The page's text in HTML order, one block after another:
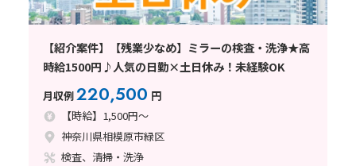
【紹介案件】【残業少なめ】ミラーの検査・洗浄★高
時給1500円♪人気の日勤×土日休み！未経験OK
月収例220,500 円
【時給】1,500円～
神奈川県相模原市緑区
検査、清掃・洗浄